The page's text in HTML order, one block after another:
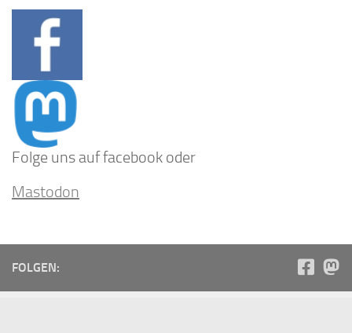
Folge uns auf facebook oder
Mastodon
FOLGEN: